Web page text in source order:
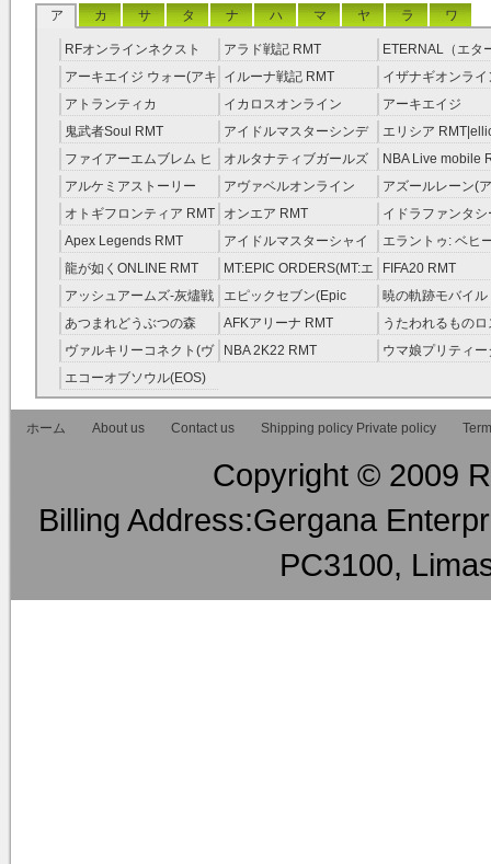
ア カ サ タ ナ ハ マ ヤ ラ ワ
RFオンラインネクスト
RMT
アラド戦記 RMT
ETERNAL（エタ
RMT
アーキエイジ ウォー(アキ
ウオ) RMT
イルーナ戦記 RMT
イザナギオンライ
アトランティカ
RMT|Atlantica RMT
イカロスオンライン
RMT（予約制）
アーキエイジ
RMT|ArcheAge
約制）
鬼武者Soul RMT
アイドルマスターシンデ
レラガールズ(モバマス)
RMT
エリシア
RMT
ファイアーエムブレム ヒ
ーローズ(FEヒーローズ)
RMT
オルタナティブガールズ
RMT
NBA Live mobile
アルケミアストーリー
（アルスト） RMT
アヴァベルオンライン
RMT
アズールレーン(
RMT
オトギフロンティア RMT オンエア RMT
イドラファンタシ
ーサーガ RMT
Apex Legends RMT
アイドルマスターシャイ
ニーカラーズ(シャニマス)
RMT
エラントゥ: ベヒ
ピリット RMT
龍が如くONLINE RMT
MT:EPIC ORDERS(MT:エ
ピック・オーダーズ)
RMT
FIFA20 RMT
アッシュアームズ‐灰燼戦
線 RMT
エピックセブン(Epic
Seven) RMT
暁の軌跡モバイル
伝説 ） RMT
あつまれどうぶつの森
RMT
AFKアリーナ RMT
うたわれるもの
ラグ(ロスフラ)
ヴァルキリーコネクト(ヴ
ァルコネ) RMT
NBA 2K22 RMT
ウマ娘プリティー
エコーオブソウル(EOS)
RMT
ホーム
About us Contact us Shipping policy Private policy
Copyright © 2009
Billing Address:Gergana
PC3100,